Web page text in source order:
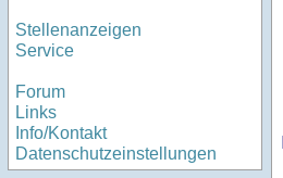
Stellenanzeigen
Service
Forum
Links
Info/Kontakt
Datenschutzeinstellungen